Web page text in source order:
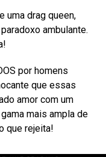
uma drag queen,
ambulante.
por homens
que essas
amor com um
mais ampla de
que rejeita!